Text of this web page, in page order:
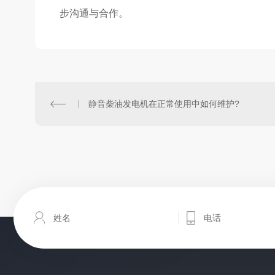
步沟通与合作。
静音柴油发电机在正常使用中如何维护?